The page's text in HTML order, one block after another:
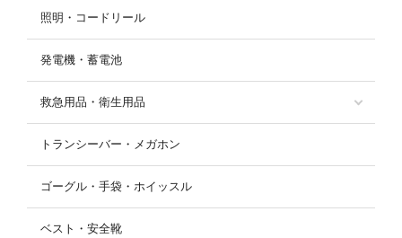
照明・コードリール
発電機・蓄電池
救急用品・衛生用品
トランシーバー・メガホン
ゴーグル・手袋・ホイッスル
ベスト・安全靴